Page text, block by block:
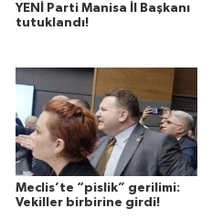
YENİ Parti Manisa İl Başkanı
tutuklandı!
Meclis’te “pislik” gerilimi:
Vekiller birbirine girdi!